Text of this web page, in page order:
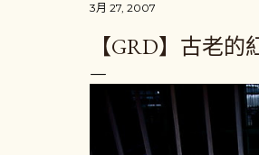
3月 27, 2007
【GRD】古老的